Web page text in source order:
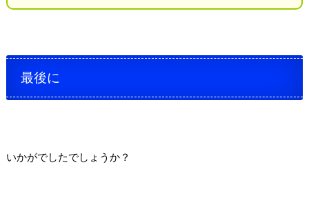
最後に
いかがでしたでしょうか？